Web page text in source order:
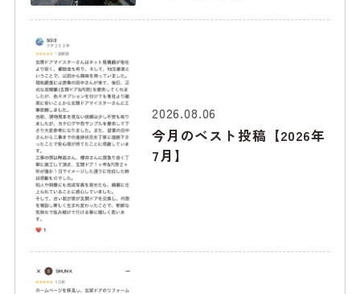
2026.08.06
今月のベスト投稿【2026年
7月】